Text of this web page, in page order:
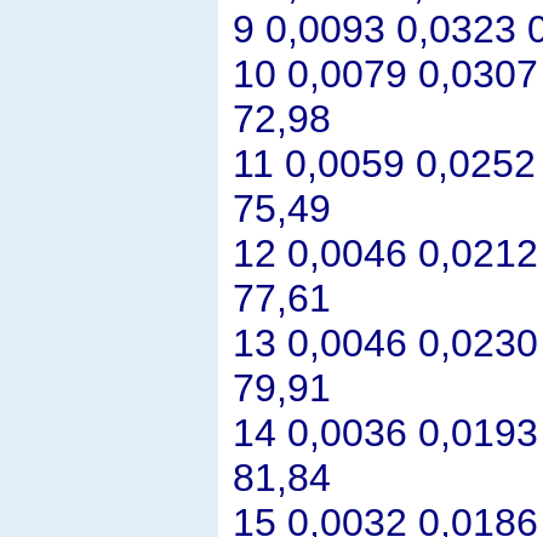
9 0,0093 0,0323
10 0,0079
72,98
11 0,0059
75,49
12 0,0046
77,61
13 0,0046
79,91
14 0,0036
81,84
15 0,0032